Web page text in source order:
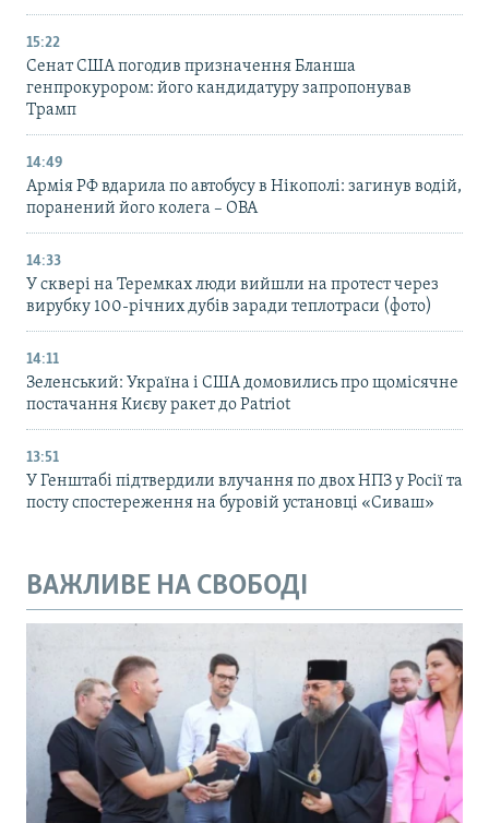
15:22
Сенат США погодив призначення Бланша
генпрокурором: його кандидатуру запропонував
Трамп
14:49
Армія РФ вдарила по автобусу в Нікополі: загинув водій,
поранений його колега – ОВА
14:33
У сквері на Теремках люди вийшли на протест через
вирубку 100-річних дубів заради теплотраси (фото)
14:11
Зеленський: Україна і США домовились про щомісячне
постачання Києву ракет до Patriot
13:51
У Генштабі підтвердили влучання по двох НПЗ у Росії та
посту спостереження на буровій установці «Сиваш»
ВАЖЛИВЕ НА СВОБОДІ